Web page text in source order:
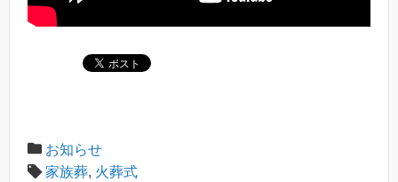
お知らせ
家族葬, 火葬式